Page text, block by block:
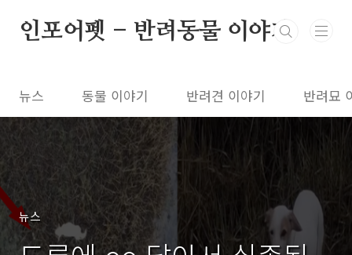
인포어펫 - 반려동물 이야기
뉴스 동물 이야기 반려견 이야기 반려묘
뉴스